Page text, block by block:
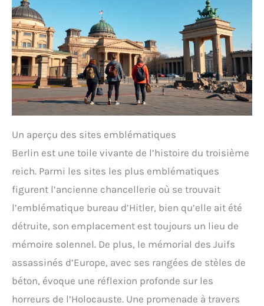
Un aperçu des sites emblématiques
Berlin est une toile vivante de l’histoire du troisième
reich. Parmi les sites les plus emblématiques
figurent l’ancienne chancellerie où se trouvait
l’emblématique bureau d’Hitler, bien qu’elle ait été
détruite, son emplacement est toujours un lieu de
mémoire solennel. De plus, le mémorial des Juifs
assassinés d’Europe, avec ses rangées de stèles de
béton, évoque une réflexion profonde sur les
horreurs de l’Holocauste. Une promenade à travers